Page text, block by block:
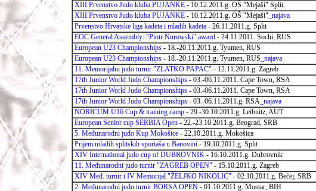
XIII Prvenstvo Judo kluba PUJANKE - 10.12.2011.g. OŠ "Mejaši" Split
XIII Prvenstvo Judo kluba PUJANKE - 10.12.2011.g. OŠ "Mejaši" _najava
Prvenstvo Hrvatske liga kadeta i mlađih kadeta - 26.11.2011.g. Split
EOC General Assembly: "Piotr Nurowski" award - 24.11.2011. Sochi, RUS
European U23 Championships - 18.-20.11.2011.g. Tyumen, RUS
European U23 Championships - 18.-20.11.2011.g. Tyumen, RUS _najava
11. Memorijalni judo turnir "ZLATKO PAPAC" - 12.11.2011.g. Zagreb
17th Junior World Judo Championships - 03.-06.11.2011. Cape Town, RSA
17th Junior World Judo Championships - 03.-06.11.2011. Cape Town, RSA
17th Junior World Judo Championships - 03.-06.11.2011.g. RSA _najava
NORICUM U16 Cup & training camp - 29.-30.10.2011.g. Leibnitz, AUT
European Senior cup SERBIA Open - 22.-23.10.2011.g. Beograd, SRB
5. Međunarodni judo Kup Mokošice - 22.10.2011.g. Mokošica
Prijem mladih splitskih sportaša u Banovini - 19.10.2011.g. Split
XIV International judo cup of DUBROVNIK - 16.10.2011.g. Dubrovnik
11. Međunarodni judo turnir "ZAGREB OPEN" - 15.10.2011.g. Zagreb
XIV Međ. turnir i IV Memorijal "ŽELJKO NIKOLIĆ" - 02.10.2011.g. Bečej, SRB
2. Međunarodni judo turnir BORSA OPEN - 01.10.2011.g. Mostar, BIH